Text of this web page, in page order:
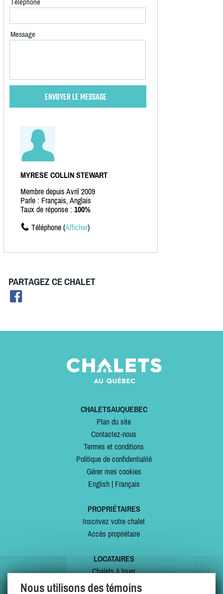
Téléphone
Message
MYRESE COLLIN STEWART
Membre depuis Avril 2009
Parle : Français, Anglais
Taux de réponse : 100%
Téléphone (Afficher)
PARTAGEZ CE CHALET
CHALETSAUQUEBEC
Plan du site
Contactez-nous
Termes et conditions
Politique de confidentialité
Gérer mes cookies
English| Français
PROPRIÉTAIRES
Inscrivez votre chalet
Accès propriétaire
LOCATAIRES
Chalets à louer
Chalets à vendre
Nous utilisons des témoins